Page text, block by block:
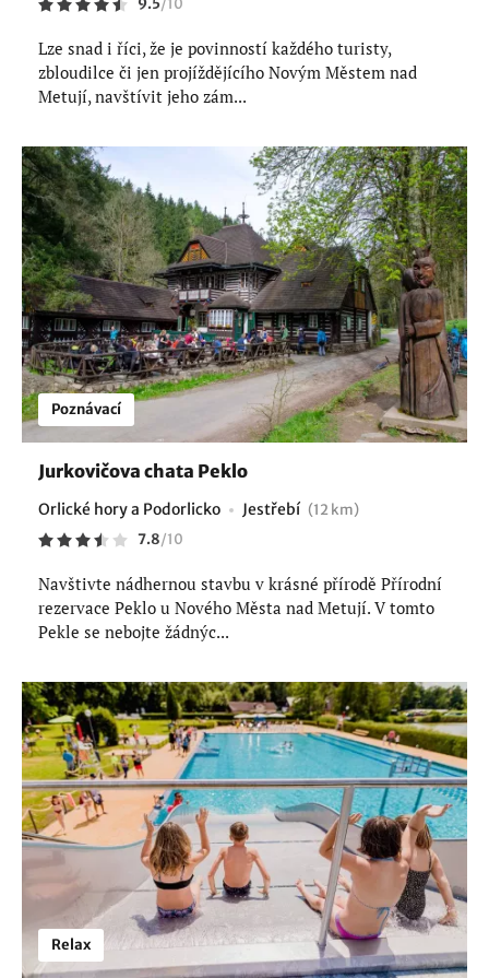
9.5/10
Lze snad i říci, že je povinností každého turisty,
zbloudilce či jen projíždějícího Novým Městem nad
Metují, navštívit jeho zám...
Poznávací
Jurkovičova chata Peklo
Orlické hory a Podorlicko Jestřebí (12 km)
7.8/10
Navštivte nádhernou stavbu v krásné přírodě Přírodní
rezervace Peklo u Nového Města nad Metují. V tomto
Pekle se nebojte žádnýc...
Relax